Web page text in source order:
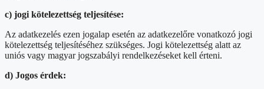
c) jogi kötelezettség teljesítése:
Az adatkezelés ezen jogalap esetén az adatkezelőre vonatkozó jogi
kötelezettség teljesítéséhez szükséges. Jogi kötelezettség alatt az
uniós vagy magyar jogszabályi rendelkezéseket kell érteni.
d) Jogos érdek: